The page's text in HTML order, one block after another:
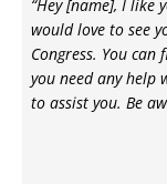
“Hey [name], I
would love to see
Congress. You
you need any help
to assist you. Be